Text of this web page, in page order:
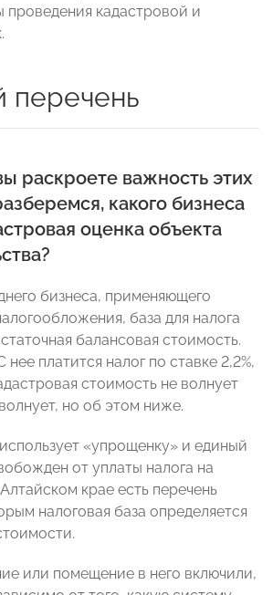
проведения кадастровой и
перечень
раскроете важность этих
какого бизнеса
оценка объекта
бизнеса, применяющего
база для налога
балансовая стоимость.
нее платится налог по ставке 2,2%,
стоимость не волнует
но об этом ниже.
«упрощенку» и единый
от уплаты налога на
крае есть перечень
налоговая база определяется
или помещение в него включили,